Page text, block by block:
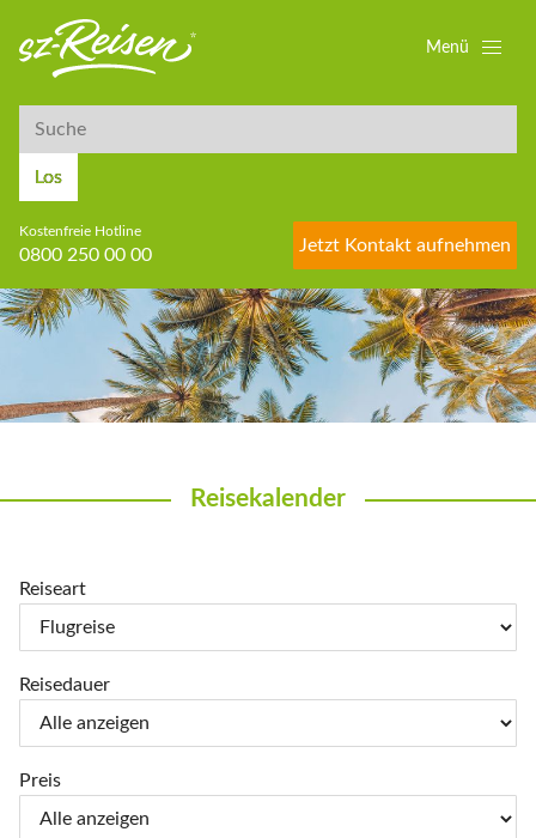
Suche
Los
Kostenfreie Hotline
0800 250 00 00
Jetzt Kontakt aufnehmen
Menü
Reisekalender
Reiseart
Reisedauer
Preis